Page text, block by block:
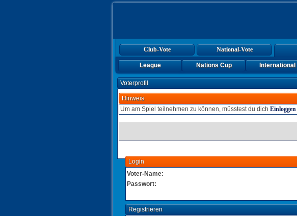
Club-Vote National-Vote
League Nations Cup International
Voterprofil
Hinweis
Um am Spiel teilnehmen zu können, müsstest du dich Einloggen
Login
Voter-Name:
Passwort:
Registrieren